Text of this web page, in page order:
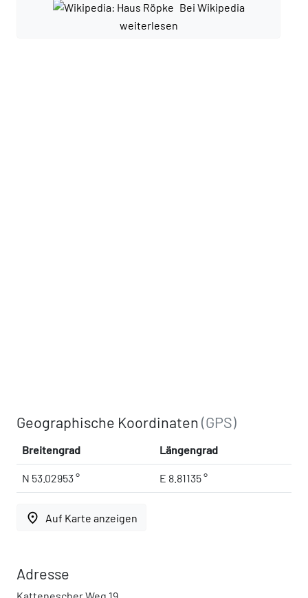
Bei Wikipedia
weiterlesen
Geographische Koordinaten(GPS)
Breitengrad Längengrad
N 53.02953 ° E 8.81135 °
place Auf Karte anzeigen
Adresse